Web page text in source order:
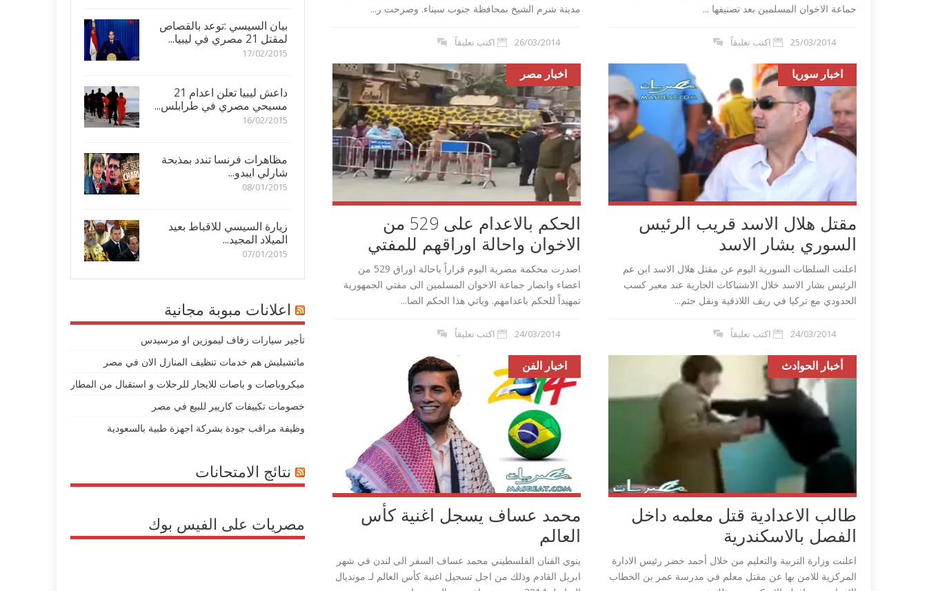
مدينة شرم الشيخ بمحافظة جنوب سيناء. وصرحت ر...
26/03/2014 اكتب تعليقاً
جماعة الاخوان المسلمين بعد تصنيفها ...
25/03/2014 اكتب تعليقاً
اخبار مصر
الحكم بالاعدام على 529 من
الاخوان واحالة اوراقهم للمفتي
اصدرت محكمة مصرية اليوم قراراً باحالة اوراق 529 من
اعضاء وانصار جماعة الاخوان المسلمين الى مفتي الجمهورية
تمهيداً للحكم باعدامهم. وياتي هذا الحكم الصا...
24/03/2014 اكتب تعليقاً
اخبار سوريا
مقتل هلال الاسد قريب الرئيس
السوري بشار الاسد
اعلنت السلطات السورية اليوم عن مقتل هلال الاسد ابن عم
الرئيس بشار الاسد خلال الاشتباكات الجارية عند معبر كسب
الحدودي مع تركيا في ريف اللاذقية ونقل جثم...
24/03/2014 اكتب تعليقاً
اخبار الفن
محمد عساف يسجل اغنية كأس
العالم
ينوي الفنان الفلسطيني محمد عساف السفر الى لندن في شهر
ابريل القادم وذلك من اجل تسجيل اغنية كأس العالم لـ مونديال
أخبار الحوادث
طالب الاعدادية قتل معلمه داخل
الفصل بالاسكندرية
اعلنت وزارة التربية والتعليم من خلال أحمد خضر رئيس الادارة
المركزية للامن بها عن مقتل معلم في مدرسة عمر بن الخطاب
بيان السيسي :توعد بالقصاص
لمقتل 21 مصري في ليبيا...
17/02/2015
داعش ليبيا تعلن اعدام 21
مسيحي مصري في طرابلس...
16/02/2015
مظاهرات فرنسا تندد بمذبحة
شارلي ايبدو...
08/01/2015
زيارة السيسي للاقباط بعيد
الميلاد المجيد...
07/01/2015
اعلانات مبوبة مجانية
تأجير سيارات زفاف ليموزين او مرسيدس
ماتشيليش هم خدمات تنظيف المنازل الان في مصر
ميكروباصات و باصات للايجار للرحلات و استقبال من المطار
خصومات تكييفات كاريير للبيع في مصر
وظيفة مراقب جودة بشركة اجهزة طبية بالسعودية
نتائج الامتحانات
مصريات على الفيس بوك